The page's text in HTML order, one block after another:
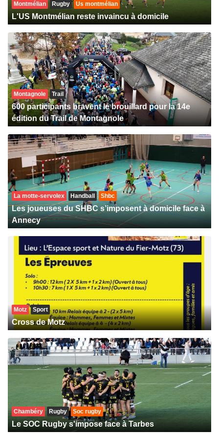
Montmélian Rugby Us montmélian
L'US Montmélian reste invaincu à domicile
Montagnole Trail
600 participants bravent le brouillard pour la 14e
édition du Trail de Montagnole
La motte-servolex Handball Shbc
Les joueuses du SHBC s’imposent à domicile face à
Annecy
Motz Sport
Cross de Motz
Chambéry Rugby Soc rugby
Le SOC Rugby s'impose face à Tarbes